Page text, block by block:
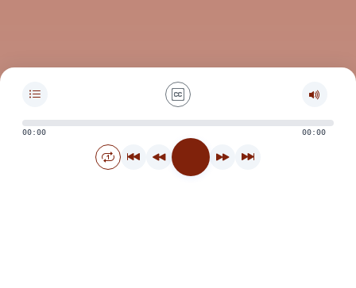
00:00 00:00